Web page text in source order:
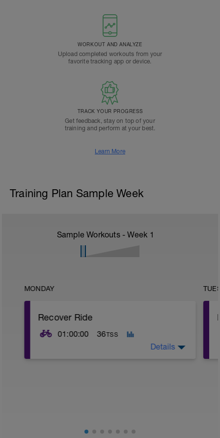
WORKOUT AND ANALYZE
Upload completed workouts from your
favorite tracking app or device.
TRACK YOUR PROGRESS
Get feedback, stay on top of your
training and perform at your best.
Learn More
Training Plan Sample Week
Sample Workouts - Week 1
MONDAY
Recover Ride
01:00:00 36TSS
Details